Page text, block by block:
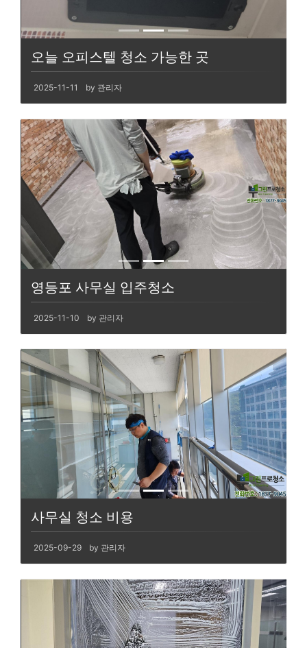
오늘 오피스텔 청소 가능한 곳
2025-11-11 by 관리자
영등포 사무실 입주청소
2025-11-10 by 관리자
사무실 청소 비용
2025-09-29 by 관리자